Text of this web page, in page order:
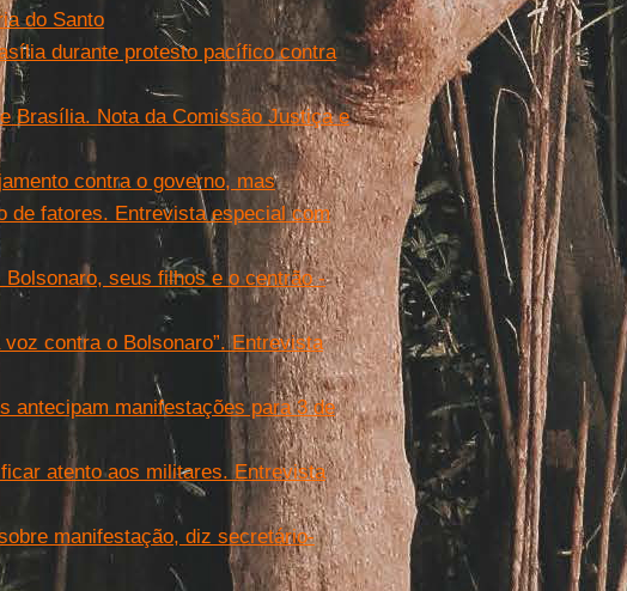
do Santo
durante protesto pacífico contra
Brasília. Nota da Comissão Justiça e
contra o governo, mas
de fatores. Entrevista especial com
seus filhos e o centrão -
contra o Bolsonaro”. Entrevista
antecipam manifestações para 3 de
atento aos militares. Entrevista
manifestação, diz secretário-